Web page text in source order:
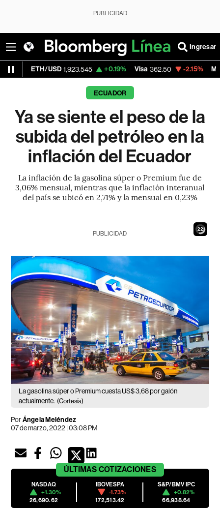
PUBLICIDAD
Ingresar
1,923.545 +0.19% Visa 362.50 -2.15% MercadoLibre
ECUADOR
Ya se siente el peso de la
subida del petróleo en la
inflación del Ecuador
La inflación de la gasolina súper o Premium fue de
3,06% mensual, mientras que la inflación interanual
del país se ubicó en 2,71% y la mensual en 0,23%
21
PUBLICIDAD
La gasolina súper o Premium cuesta US$ 3,68 por galón
actualmente. (Cortesía)
PorÁngela Meléndez
07 de marzo, 2022 | 03:08 PM
ÚLTIMAS COTIZACIONES
NASDAQ
+1.30%
26,690.62
IBOVESPA
-1.73%
172,513.42
S&P/BMV IPC
+0.82%
66,938.64